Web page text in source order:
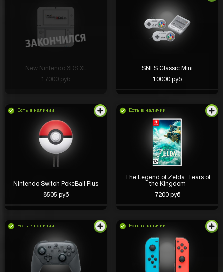
New Nintendo 3DS XL
17000 руб
SNES Classic Mini
10000 руб
Есть в наличии
Nintendo Switch PokeBall Plus
8505 руб
Есть в наличии
The Legend of Zelda: Tears of
the Kingdom
7200 руб
Есть в наличии Есть в наличии